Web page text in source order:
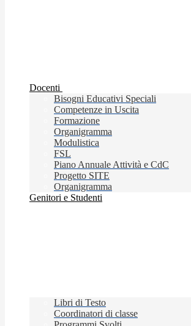
Docenti
Bisogni Educativi Speciali
Competenze in Uscita
Formazione
Organigramma
Modulistica
FSL
Piano Annuale Attività e CdC
Progetto SITE
Organigramma
Genitori e Studenti
Libri di Testo
Coordinatori di classe